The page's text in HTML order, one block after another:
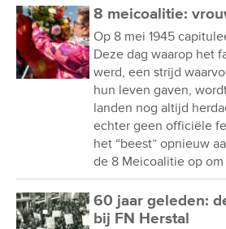
8 meicoalitie:
Op 8 mei 1945
Deze dag waarop het
werd, een strijd
hun leven gaven,
landen nog altijd
echter geen officiële
het “beest” opnieuw
de 8 Meicoalitie op
60 jaar geleden:
bij FN Herstal